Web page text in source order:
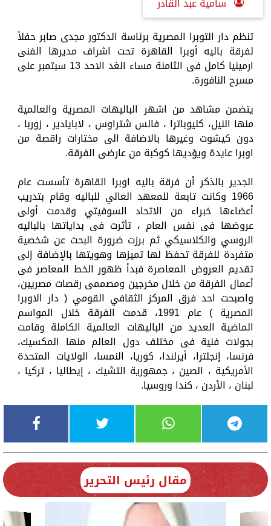
تنظم دار التوبرا المصرية برئاسة الدكتور مجدى صابر حفلاً
لفرقة باليه أوبرا القاهرة تحت اشراف مديرها الفنى
ارمينيا كامل فى الثامنة مساء الغد الاحد 13 سبتمبر على
مسرح النافورة.
يتضمن مشاهد من اشهر الباليهات المصرية والعالمية
منها النيل، كليوباترا ، فالس شتراوس ، لابايادير ، زوربا ،
دون كيشوت وغيرها بالاضافة الى مختارات راقصة من
اوبرا عايدة ويؤديها كوكبة من عارضى الفرقة.
الجدير بالذكر أن فرقة باليه اوبرا القاهرة تأسست عام
1966 وكانت تابعة للمعهد العالي للباليه وقام بتدريب
أعضاءها خبراء من الاتحاد السوفيتي وقدمت أولى
عروضها فى نفس العام ، تأثرت فى بداياتها بالباليه
الروسي والكلاسيكي ثم برزت ضرورة البحث عن شخصية
متفردة للفرقة تحفظ لها تميزها وهويتها بالإضافة إلى
تقديم العروض المعاصرة فبدأ ظهور الخط المعاصر فى
أعمال الفرقة من خلال مخرجين ومصممى رقصات مصريين،
واصبحت احد فرق المركز الثقافي القومي ( دار الاوبرا
المصرية ) عام 1991، قدمت الفرقة خلال المواسم
الماضية العديد من الباليهات العالمية الكاملة وقامت
بجولات فنية فى مختلف دول العالم منها المكسيك،
فرنسا، إنجلترا، أيرلندا، كوريا، النمسا، الولايات المتحدة
الأمريكية ، الصين ، جمهورية التشيك ، إيطاليا ، تركيا ،
لبنان ، الأردن ، كندا وروسيا.
مقال رئيس التحرير